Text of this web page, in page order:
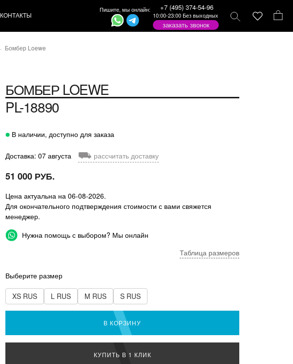
КОНТАКТЫ
Пишите, мы онлайн: +7 (495) 374-54-96
10:00-23:00 Без выходных
заказать звонок
Бомбер Loewe
БОМБЕР LOEWE
PL-18890
В наличии, доступно для заказа
Доставка: 07 августа ⛟ рассчитать доставку
51 000 РУБ.
Цена актуальна на 06-08-2026.
Для окончательного подтверждения стоимости с вами свяжется
менеджер.
Нужна помощь с выбором? Мы онлайн
Таблица размеров
Выберите размер
XS RUS L RUS M RUS S RUS
В КОРЗИНУ
КУПИТЬ В 1 КЛИК